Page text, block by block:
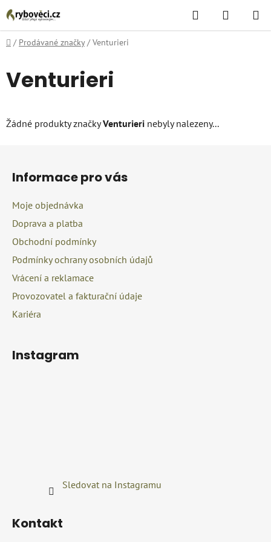
Přejít
na
obsah
Hledat
KOŠÍK
Domů
/ Prodávané značky / Venturieri
Venturieri
Žádné produkty značkyVenturieri nebyly nalezeny...
Informace pro vás
Moje objednávka
Doprava a platba
Obchodní podmínky
Podmínky ochrany osobních údajů
Vrácení a reklamace
Provozovatel a fakturační údaje
Kariéra
Instagram
Sledovat na Instagramu
Kontakt